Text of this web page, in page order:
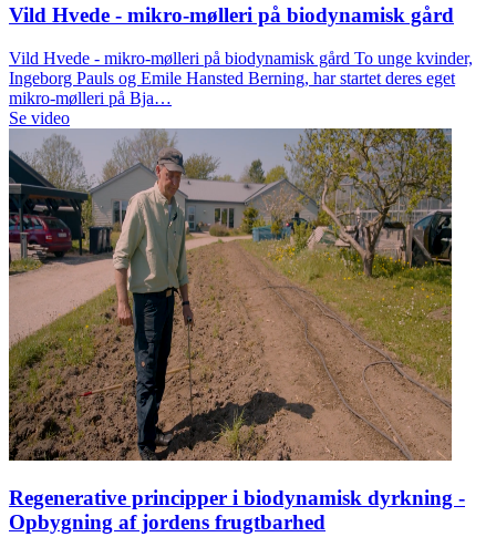
Vild Hvede - mikro-mølleri på biodynamisk gård
Vild Hvede - mikro-mølleri på biodynamisk gård To unge kvinder,
Ingeborg Pauls og Emile Hansted Berning, har startet deres eget
mikro-mølleri på Bja…
Se video
Regenerative principper i biodynamisk dyrkning -
Opbygning af jordens frugtbarhed